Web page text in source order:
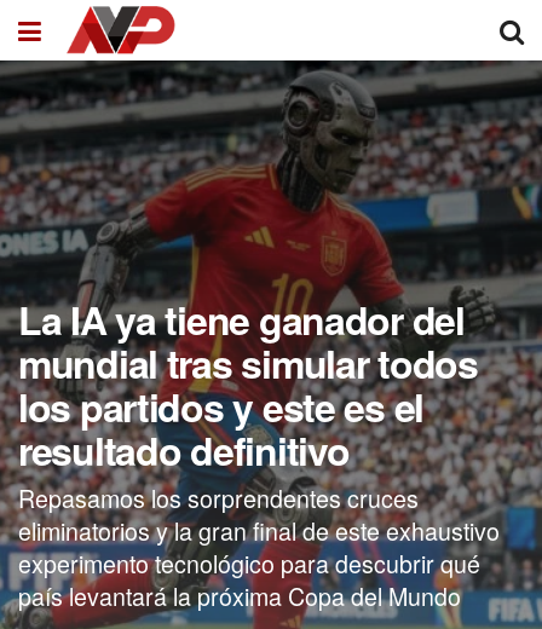
La IA ya tiene ganador del
mundial tras simular todos
los partidos y este es el
resultado definitivo
Repasamos los sorprendentes cruces
eliminatorios y la gran final de este exhaustivo
experimento tecnológico para descubrir qué
país levantará la próxima Copa del Mundo